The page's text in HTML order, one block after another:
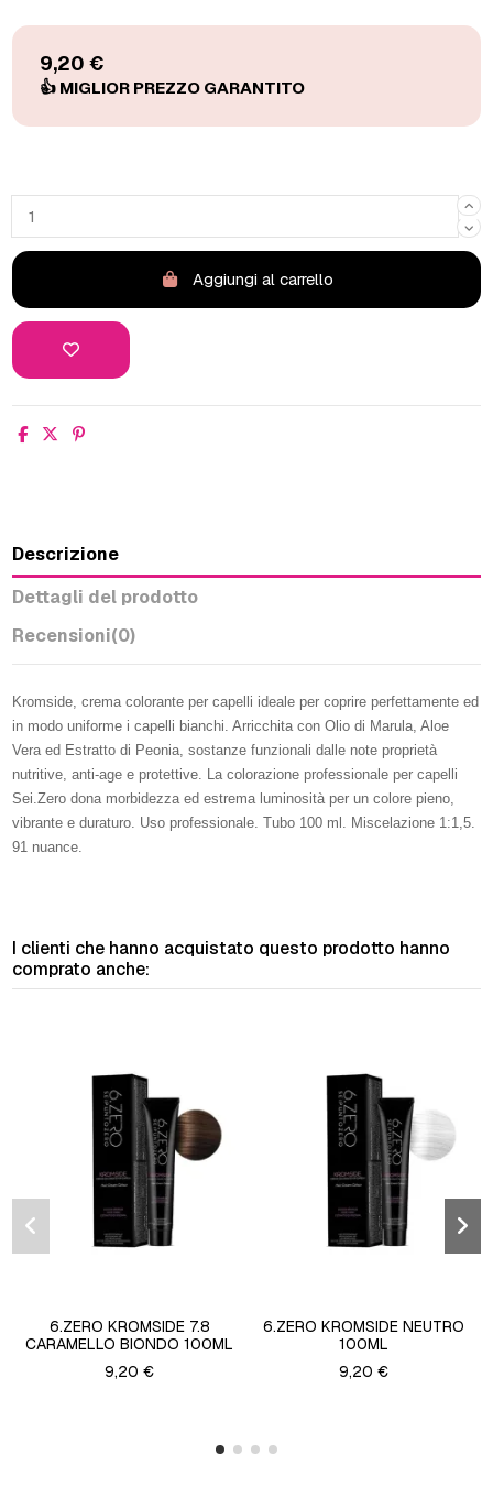
9,20 €
Aggiungi al carrello
Descrizione
Dettagli del prodotto
Recensioni(0)
Kromside, crema colorante per capelli ideale per coprire perfettamente ed
in modo uniforme i capelli bianchi. Arricchita con Olio di Marula, Aloe
Vera ed Estratto di Peonia, sostanze funzionali dalle note proprietà
nutritive, anti-age e protettive. La colorazione professionale per capelli
Sei.Zero dona morbidezza ed estrema luminosità per un colore pieno,
vibrante e duraturo. Uso professionale. Tubo 100 ml. Miscelazione 1:1,5.
91 nuance.
I clienti che hanno acquistato questo prodotto hanno
comprato anche:
6.ZERO KROMSIDE 7.8
CARAMELLO BIONDO 100ML
9,20 €
6.ZERO KROMSIDE NEUTRO
100ML
9,20 €